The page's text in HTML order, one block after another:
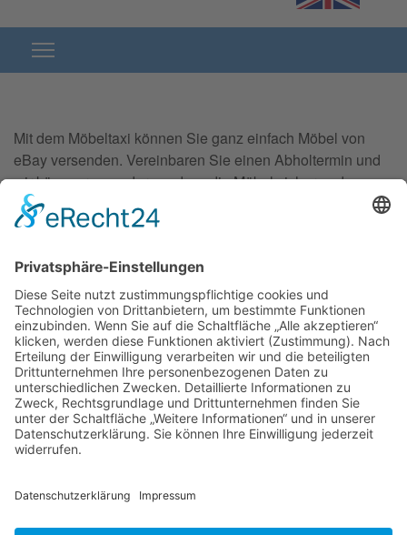
Mit dem Möbeltaxi können Sie ganz einfach Möbel von
eBay versenden. Vereinbaren Sie einen Abholtermin und
wir kümmern uns darum, dass die Möbel sicher und
zuverlässig an den Käufer geliefert werden.
Impressum
Datenschutz
Agb`s
Kontakt
weitere Standorte
moebeltaxi.de
Gutscheine
Rückruf anfordern
For Our English Visitors